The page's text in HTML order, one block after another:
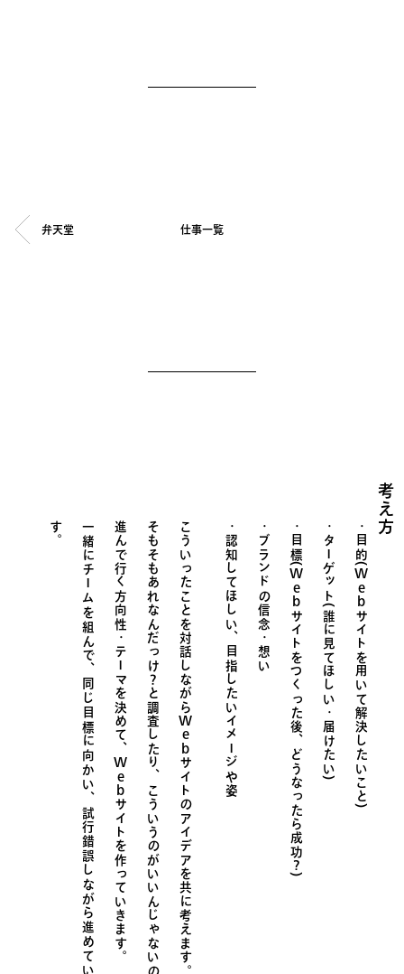
弁天堂 仕事一覧
考え方
目的(
Web
サイトを用いて解決したいこと)
ターゲット(誰に見てほしい・届けたい)
目標(
Web
サイトをつくった後、どうなったら成功
?
)
ブランドの信念・想い
認知してほしい、目指したいイメージや姿
こういったことを対話しながら
Web
サイトのアイデアを共に考えます。
そもそもあれなんだっけ？と調査したり、
進んで行く方向性・テーマを決めて、
Web
サイトを作っていきます。
一緒にチームを組んで、同じ目標に向かい、
す
。